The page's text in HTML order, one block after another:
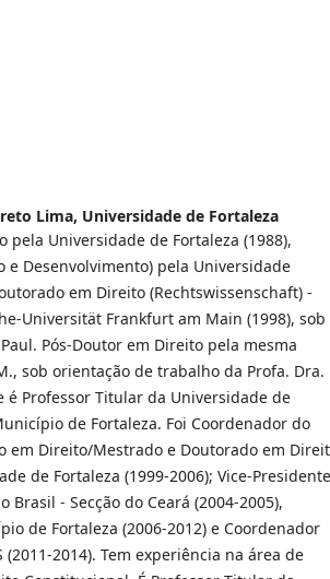
Lima, Universidade de Fortaleza
pela Universidade de Fortaleza (1988),
e Desenvolvimento) pela Universidade
em Direito (Rechtswissenschaft) -
Universität Frankfurt am Main (1998), sob
Pós-Doutor em Direito pela mesma
sob orientação de trabalho da Profa. Dra.
Professor Titular da Universidade de
de Fortaleza. Foi Coordenador do
em Direito/Mestrado e Doutorado em
de Fortaleza (1999-2006); Vice-Presidente
Brasil - Secção do Ceará (2004-2005),
de Fortaleza (2006-2012) e Coordenador
(2011-2014). Tem experiência na área de